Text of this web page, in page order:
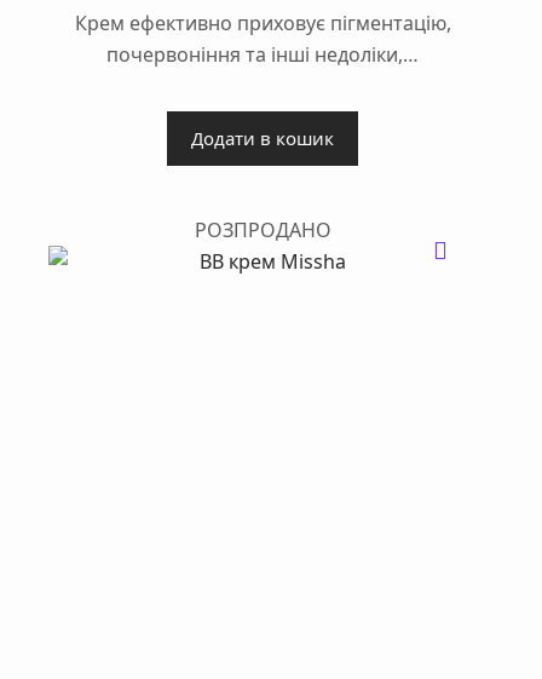
ціна:
450 ₴.
ціна:
420 ₴.
Крем ефективно приховує пігментацію,
почервоніння та інші недоліки,…
Додати в кошик
РОЗПРОДАНО